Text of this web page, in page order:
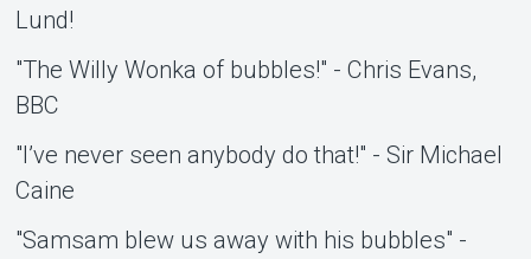
Lund!
"The Willy Wonka of bubbles!" - Chris Evans,
BBC
"I’ve never seen anybody do that!" - Sir Michael
Caine
"Samsam blew us away with his bubbles" -